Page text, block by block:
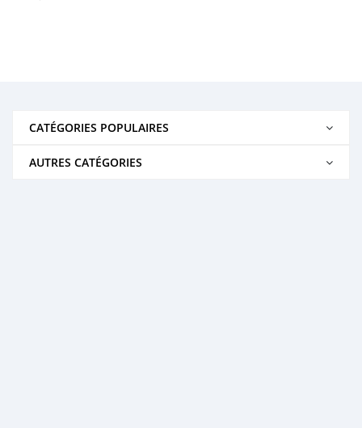
CATÉGORIES POPULAIRES
AUTRES CATÉGORIES